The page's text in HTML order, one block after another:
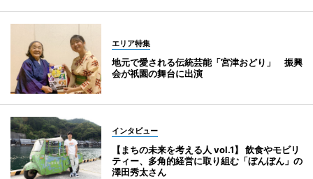
エリア特集
地元で愛される伝統芸能「宮津おどり」 振興
会が祇園の舞台に出演
インタビュー
【まちの未来を考える人 vol.1】 飲食やモビリ
ティー、多角的経営に取り組む「ぼんぼん」の
澤田秀太さん